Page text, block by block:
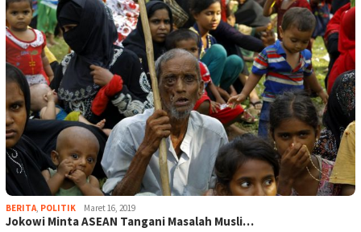
BERITA, POLITIK Maret 16, 2019
Jokowi Minta ASEAN Tangani Masalah Musli…